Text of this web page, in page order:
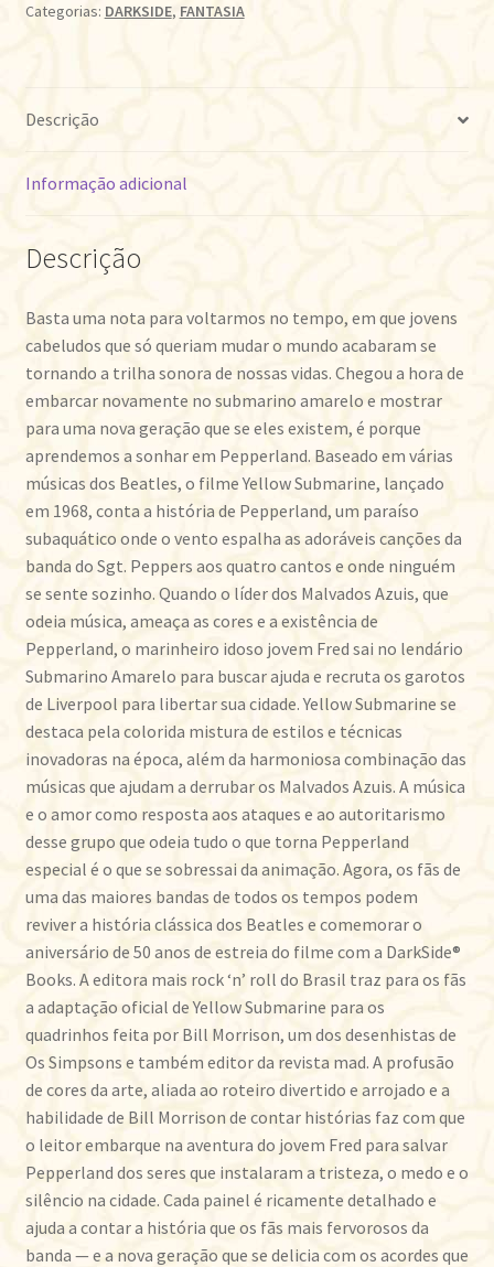
Categorias: DARKSIDE, FANTASIA
Descrição
Informação adicional
Descrição
Basta uma nota para voltarmos no tempo, em que jovens
cabeludos que só queriam mudar o mundo acabaram se
tornando a trilha sonora de nossas vidas. Chegou a hora de
embarcar novamente no submarino amarelo e mostrar
para uma nova geração que se eles existem, é porque
aprendemos a sonhar em Pepperland. Baseado em várias
músicas dos Beatles, o filme Yellow Submarine, lançado
em 1968, conta a história de Pepperland, um paraíso
subaquático onde o vento espalha as adoráveis canções da
banda do Sgt. Peppers aos quatro cantos e onde ninguém
se sente sozinho. Quando o líder dos Malvados Azuis, que
odeia música, ameaça as cores e a existência de
Pepperland, o marinheiro idoso jovem Fred sai no lendário
Submarino Amarelo para buscar ajuda e recruta os garotos
de Liverpool para libertar sua cidade. Yellow Submarine se
destaca pela colorida mistura de estilos e técnicas
inovadoras na época, além da harmoniosa combinação das
músicas que ajudam a derrubar os Malvados Azuis. A música
e o amor como resposta aos ataques e ao autoritarismo
desse grupo que odeia tudo o que torna Pepperland
especial é o que se sobressai da animação. Agora, os fãs de
uma das maiores bandas de todos os tempos podem
reviver a história clássica dos Beatles e comemorar o
aniversário de 50 anos de estreia do filme com a DarkSide®
Books. A editora mais rock ‘n’ roll do Brasil traz para os fãs
a adaptação oficial de Yellow Submarine para os
quadrinhos feita por Bill Morrison, um dos desenhistas de
Os Simpsons e também editor da revista mad. A profusão
de cores da arte, aliada ao roteiro divertido e arrojado e a
habilidade de Bill Morrison de contar histórias faz com que
o leitor embarque na aventura do jovem Fred para salvar
Pepperland dos seres que instalaram a tristeza, o medo e o
silêncio na cidade. Cada painel é ricamente detalhado e
ajuda a contar a história que os fãs mais fervorosos da
banda — e a nova geração que se delicia com os acordes que